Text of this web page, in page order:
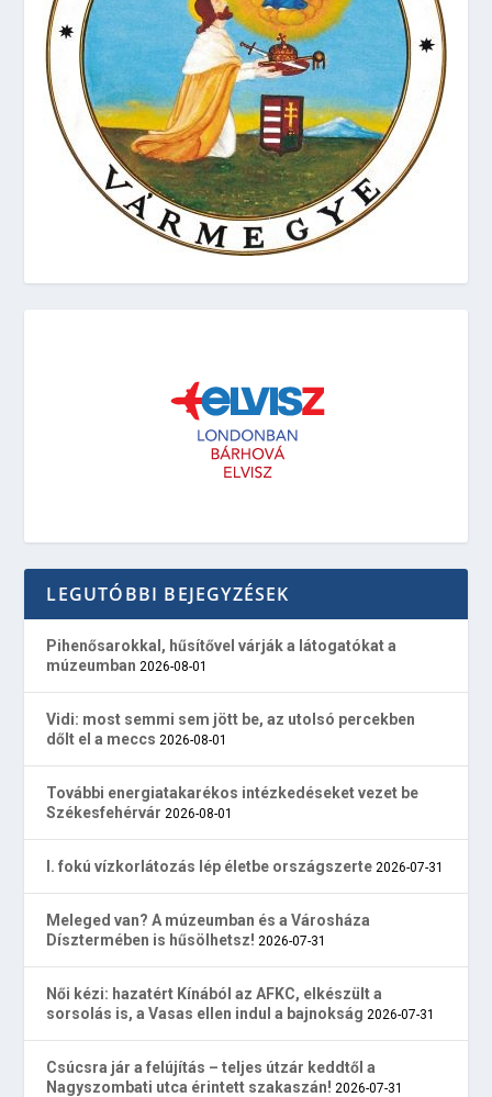
LEGUTÓBBI BEJEGYZÉSEK
Pihenősarokkal, hűsítővel várják a látogatókat a
múzeumban 2026-08-01
Vidi: most semmi sem jött be, az utolsó percekben
dőlt el a meccs 2026-08-01
További energiatakarékos intézkedéseket vezet be
Székesfehérvár 2026-08-01
I. fokú vízkorlátozás lép életbe országszerte 2026-07-31
Meleged van? A múzeumban és a Városháza
Dísztermében is hűsölhetsz! 2026-07-31
Női kézi: hazatért Kínából az AFKC, elkészült a
sorsolás is, a Vasas ellen indul a bajnokság 2026-07-31
Csúcsra jár a felújítás – teljes útzár keddtől a
Nagyszombati utca érintett szakaszán! 2026-07-31